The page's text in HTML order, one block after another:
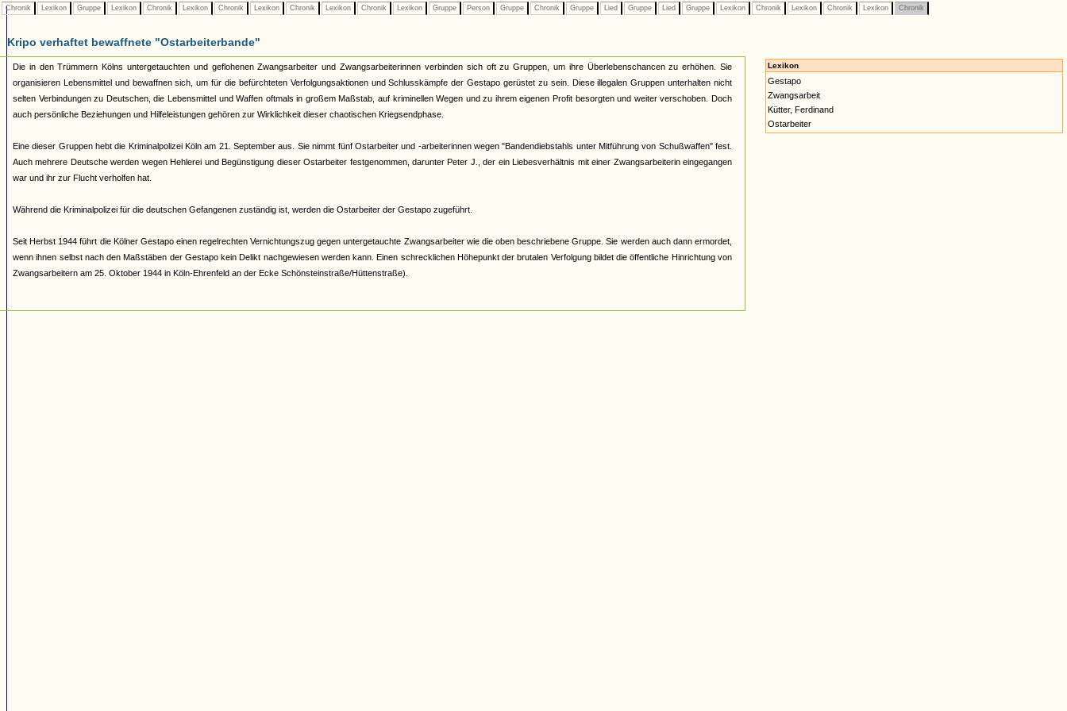
Chronik Lexikon Gruppe Lexikon Chronik Lexikon Chronik Lexikon Chronik Lexikon Chronik Lexikon Gruppe Person Gruppe Chronik Gruppe Lied Gruppe Lied Gruppe Lexikon Chronik Lexikon Chronik Lexikon Chronik
Kripo verhaftet bewaffnete "Ostarbeiterbande"
Die in den Trümmern Kölns untergetauchten und geflohenen Zwangsarbeiter und Zwangsarbeiterinnen verbinden sich oft zu Gruppen, um ihre Überlebenschancen zu erhöhen. Sie
organisieren Lebensmittel und bewaffnen sich, um für die befürchteten Verfolgungsaktionen und Schlusskämpfe der Gestapo gerüstet zu sein. Diese illegalen Gruppen unterhalten nicht
selten Verbindungen zu Deutschen, die Lebensmittel und Waffen oftmals in großem Maßstab, auf kriminellen Wegen und zu ihrem eigenen Profit besorgten und weiter verschoben. Doch
auch persönliche Beziehungen und Hilfeleistungen gehören zur Wirklichkeit dieser chaotischen Kriegsendphase.
Eine dieser Gruppen hebt die Kriminalpolizei Köln am 21. September aus. Sie nimmt fünf Ostarbeiter und -arbeiterinnen wegen "Bandendiebstahls unter Mitführung von Schußwaffen" fest.
Auch mehrere Deutsche werden wegen Hehlerei und Begünstigung dieser Ostarbeiter festgenommen, darunter Peter J., der ein Liebesverhältnis mit einer Zwangsarbeiterin eingegangen
war und ihr zur Flucht verholfen hat.
Während die Kriminalpolizei für die deutschen Gefangenen zuständig ist, werden die Ostarbeiter der Gestapo zugeführt.
Seit Herbst 1944 führt die Kölner Gestapo einen regelrechten Vernichtungszug gegen untergetauchte Zwangsarbeiter wie die oben beschriebene Gruppe. Sie werden auch dann ermordet,
wenn ihnen selbst nach den Maßstäben der Gestapo kein Delikt nachgewiesen werden kann. Einen schrecklichen Höhepunkt der brutalen Verfolgung bildet die öffentliche Hinrichtung von
Zwangsarbeitern am 25. Oktober 1944 in Köln-Ehrenfeld an der Ecke Schönsteinstraße/Hüttenstraße).
Lexikon
Gestapo
Zwangsarbeit
Kütter, Ferdinand
Ostarbeiter